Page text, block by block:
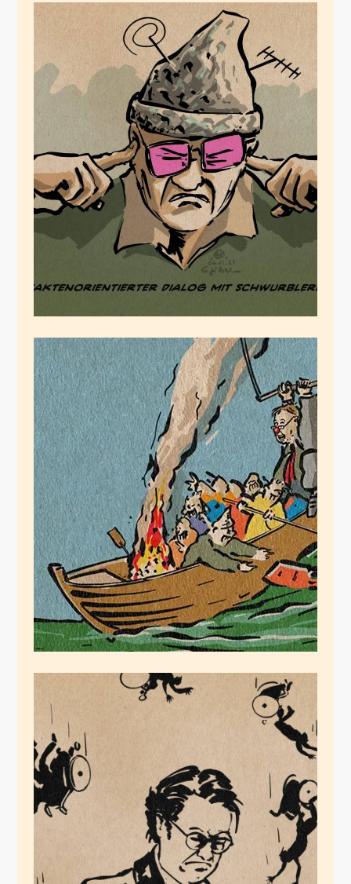
Dialektik des
Dialoges
November 8, 2021
Laschets
Narrenschiff
Juli 10, 2021
Scheuer verliert
Juni 5, 2021